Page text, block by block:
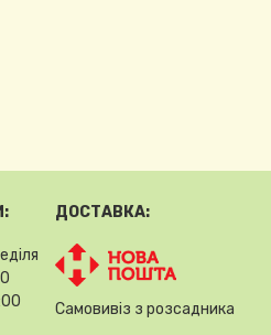
ДОСТАВКА:
Самовивіз з розсадника